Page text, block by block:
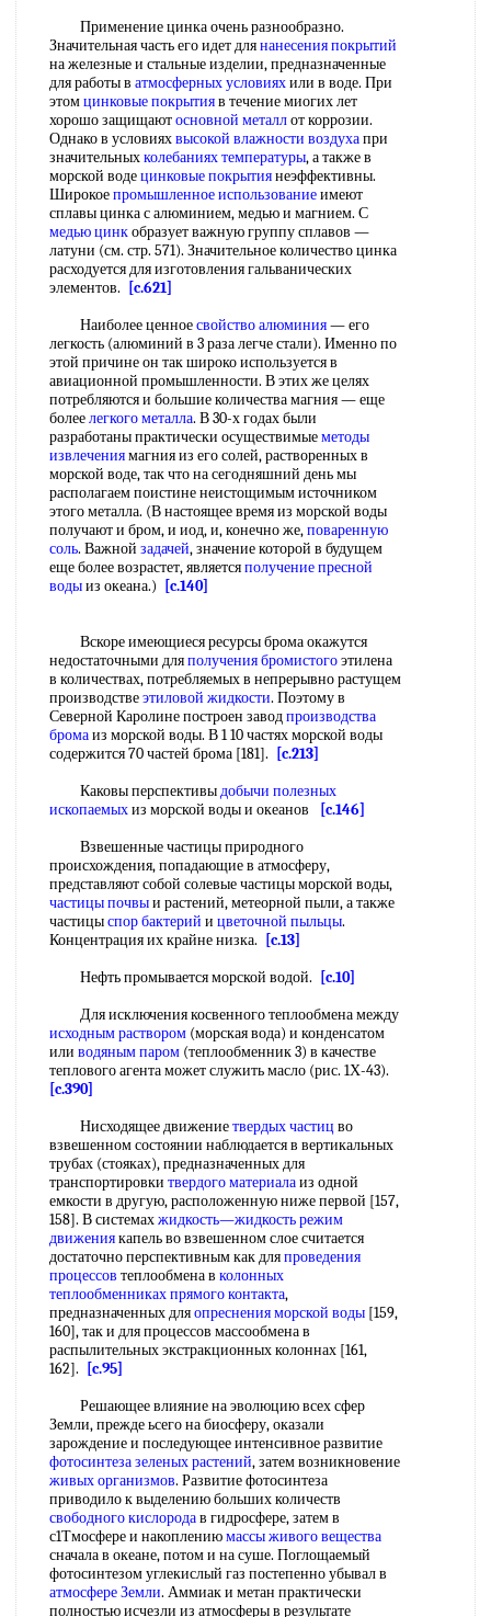
Применение цинка очень разнообразно.
Значительная часть его идет длянанесения покрытий
на железные и стальные изделии, предназначенные
для работы в атмосферных условияхили в воде. При
этомцинковые покрытияв течение миогих лет
хорошо защищаютосновной металлот коррозии.
Однако в условияхвысокой влажности воздухапри
значительныхколебаниях температуры, а также в
морской водецинковые покрытиянеэффективны.
Широкоепромышленное использованиеимеют
сплавы цинка с алюминием, медью и магнием. С
медью цинкобразует важную группу сплавов —
латуни (см. стр. 571). Значительное количество цинка
расходуется для изготовления гальванических
элементов.
[c.621]
Наиболее ценноесвойство алюминия— его
легкость (алюминий в 3 раза легче стали). Именно по
этой причине он так широко используется в
авиационной промышленности. В этих же целях
потребляются и большие количества магния — еще
болеелегкого металла. В 30-х годах были
разработаны практически осуществимыеметоды
извлечениямагния из его солей, растворенных в
морской воде, так что на сегодняшний день мы
располагаем поистине неистощимым источником
этого металла. (В настоящее время из морской воды
получают и бром, и иод, и, конечно же,поваренную
соль. Важной задачей, значение которой в будущем
еще более возрастет, являетсяполучение пресной
водыиз океана.) [c.140]
Вскоре имеющиеся ресурсы брома окажутся
недостаточными дляполучения бромистогоэтилена
в количествах, потребляемых в непрерывно растущем
производствеэтиловой жидкости. Поэтому в
Северной Каролине построен заводпроизводства
бромаиз морской воды. В 1 10 частях морской воды
содержится 70 частей брома [181].
[c.213]
Каковы перспективыдобычи полезных
ископаемыхиз морской воды и океанов
[c.146]
Взвешенные частицы природного
происхождения, попадающие в атмосферу,
представляют собой солевые частицы морской воды,
частицы почвыи растений, метеорной пыли, а также
частицыспор бактерий и цветочной пыльцы.
Концентрация их крайне низка.
[c.13]
Нефть промывается морской водой.
[c.10]
Для исключения косвенного теплообмена между
исходным раствором (морская вода) и конденсатом
или водяным паром (теплообменник 3) в качестве
теплового агента может служить масло (рис. 1Х-43).
[c.390]
Нисходящее движениетвердых частиц во
взвешенном состоянии наблюдается в вертикальных
трубах (стояках), предназначенных для
транспортировки твердого материалаиз одной
емкости в другую, расположенную ниже первой [157,
158]. В системахжидкость—жидкость режим
движениякапель во взвешенном слое считается
достаточно перспективным как дляпроведения
процессов теплообмена в колонных
теплообменниках прямого контакта,
предназначенных дляопреснения морской воды [159,
160], так и для процессов массообмена в
распылительных экстракционных колоннах [161,
162].
[c.95]
Решающее влияние на эволюцию всех сфер
Земли, прежде ьсего на биосферу, оказали
зарождение и последующее интенсивное развитие
фотосинтеза зеленых растений, затем возникновение
живых организмов. Развитие фотосинтеза
приводило к выделению больших количеств
свободного кислородав гидросфере, затем в
с1Тмосфере и накоплениюмассы живого вещества
сначала в океане, потом и на суше. Поглощаемый
фотосинтезом углекислый газ постепенно убывал в
атмосфере Земли. Аммиак и метан практически
полностью исчезли из атмосферы в результате